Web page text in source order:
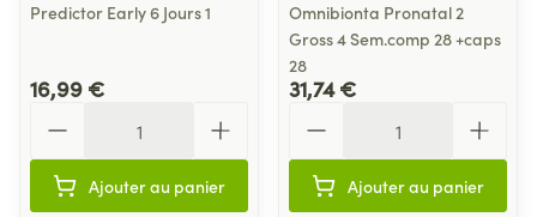
Predictor Early 6 Jours 1
16,99 €
Ajouter au panier
Omnibionta Pronatal 2
Gross 4 Sem.comp 28 +caps
28
31,74 €
Ajouter au panier